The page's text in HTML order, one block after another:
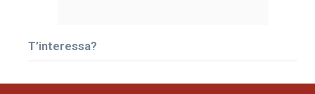
T’interessa?